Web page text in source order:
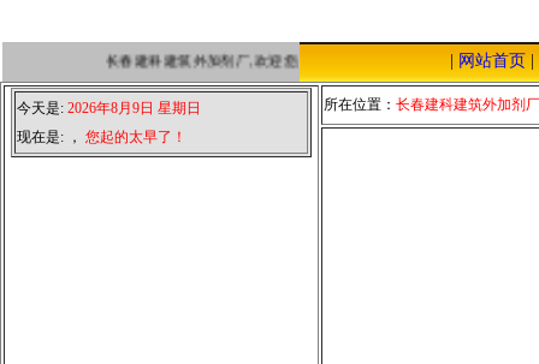
长春建科建筑外加剂厂,欢迎您点击本站，我们将以优质的服务，低
网站首页|
今天是: 2026年8月9日 星期日
现在是: ， 您起的太早了！
所在位置： 长春建科建筑外加剂厂